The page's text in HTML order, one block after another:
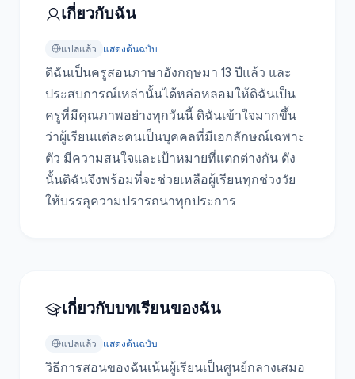
เกี่ยวกับฉัน
แปลแล้ว แสดงต้นฉบับ
ดิฉันเป็นครูสอนภาษาอังกฤษมา 13 ปีแล้ว และ
ประสบการณ์เหล่านั้นได้หล่อหลอมให้ดิฉันเป็น
ครูที่มีคุณภาพอย่างทุกวันนี้ ดิฉันเข้าใจมากขึ้น
ว่าผู้เรียนแต่ละคนเป็นบุคคลที่มีเอกลักษณ์เฉพาะ
ตัว มีความสนใจและเป้าหมายที่แตกต่างกัน ดัง
นั้นดิฉันจึงพร้อมที่จะช่วยเหลือผู้เรียนทุกช่วงวัย
ให้บรรลุความปรารถนาทุกประการ
เกี่ยวกับบทเรียนของฉัน
แปลแล้ว แสดงต้นฉบับ
วิธีการสอนของฉันเน้นผู้เรียนเป็นศูนย์กลางเสมอ